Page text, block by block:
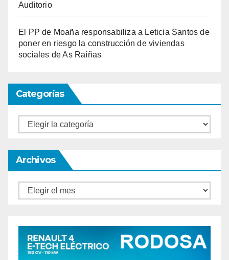
Auditorio
El PP de Moaña responsabiliza a Leticia Santos de
poner en riesgo la construcción de viviendas
sociales de As Raíñas
Categorías
Categorías
Archivos
Archivos